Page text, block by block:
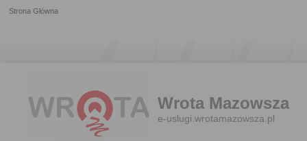
Strona Główna
Wrota Mazowsza
e-uslugi.wrotamazowsza.pl